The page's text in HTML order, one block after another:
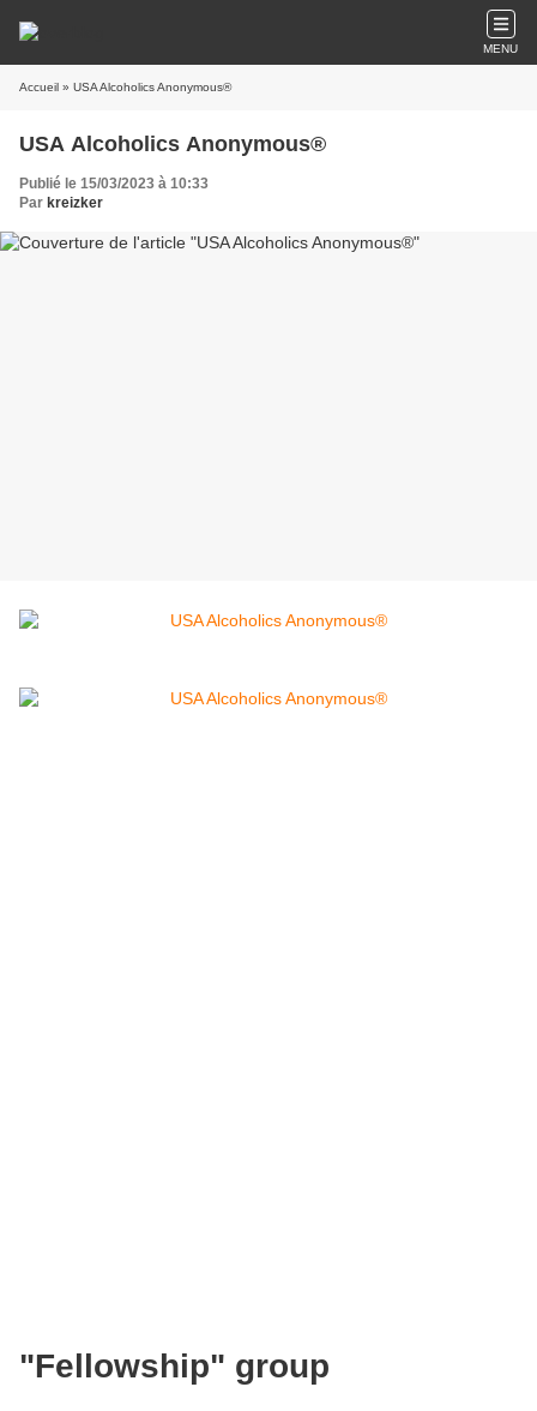
MENU
Accueil » USA Alcoholics Anonymous®
USA Alcoholics Anonymous®
Publié le 15/03/2023 à 10:33
Par kreizker
"Fellowship" group